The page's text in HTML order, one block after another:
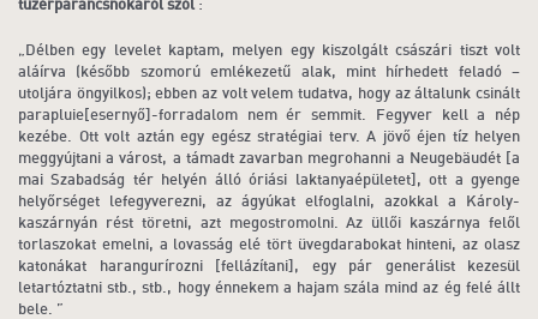
„Délben egy levelet kaptam, melyen egy kiszolgált császári tiszt volt
aláírva (később szomorú emlékezetű alak, mint hírhedett feladó –
utoljára öngyilkos); ebben az volt velem tudatva, hogy az általunk csinált
parapluie[esernyő]-forradalom nem ér semmit. Fegyver kell a nép
kezébe. Ott volt aztán egy egész stratégiai terv. A jövő éjen tíz helyen
meggyújtani a várost, a támadt zavarban megrohanni a Neugebäudét [a
mai Szabadság tér helyén álló óriási laktanyaépületet], ott a gyenge
helyőrséget lefegyverezni, az ágyúkat elfoglalni, azokkal a Károly-
kaszárnyán rést töretni, azt megostromolni. Az üllői kaszárnya felől
torlaszokat emelni, a lovasság elé tört üvegdarabokat hinteni, az olasz
katonákat harangurírozni [fellázítani], egy pár generálist kezesül
letartóztatni stb., stb., hogy énnekem a hajam szála mind az ég felé állt
bele. ”